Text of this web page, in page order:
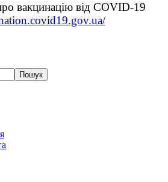
вакцинацію від COVID-19
Пошук